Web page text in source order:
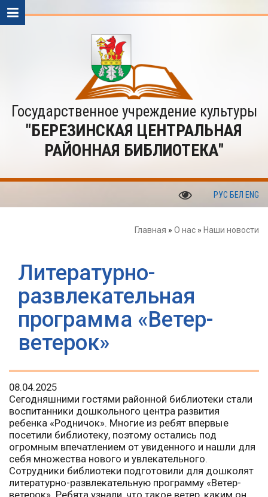
Государственное учреждение культуры
"БЕРЕЗИНСКАЯ ЦЕНТРАЛЬНАЯ
РАЙОННАЯ БИБЛИОТЕКА"
РУС БЕЛ ENG
Главная » О нас » Наши новости
Литературно-
развлекательная
программа «Ветер-
ветерок»
08.04.2025
Сегодняшними гостями районной библиотеки стали
воспитанники дошкольного центра развития
ребенка «Родничок». Многие из ребят впервые
посетили библиотеку, поэтому остались под
огромным впечатлением от увиденного и нашли для
себя множества нового и увлекательного.
Сотрудники библиотеки подготовили для дошколят
литературно-развлекательную программу «Ветер-